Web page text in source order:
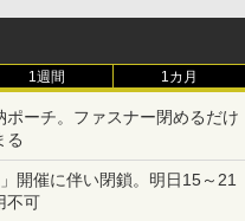
1週間 1カ月
ーチ。ファスナー閉めるだけ
る
開催に伴い閉鎖。明日15～21
不可